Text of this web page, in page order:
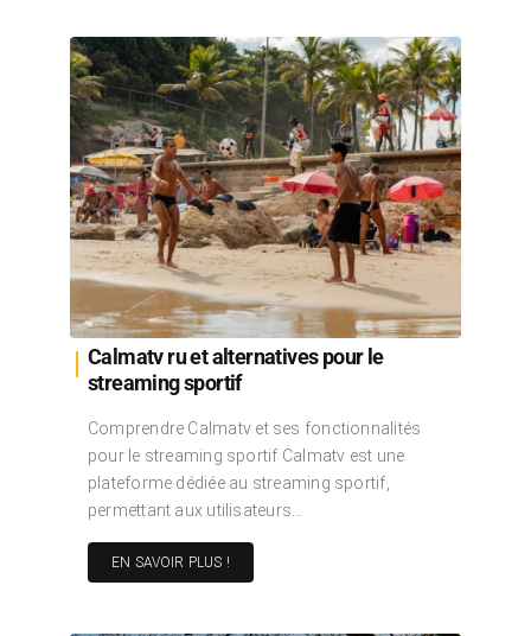
Calmatv ru et alternatives pour le
streaming sportif
Comprendre Calmatv et ses fonctionnalités
pour le streaming sportif Calmatv est une
plateforme dédiée au streaming sportif,
permettant aux utilisateurs…
EN SAVOIR PLUS !